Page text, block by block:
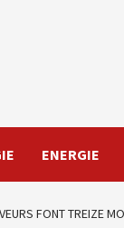
ENERGIE
FONT TREIZE